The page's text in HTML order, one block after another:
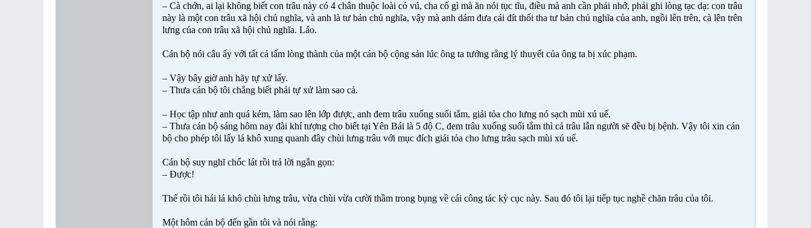
– Cà chớn, ai lại không biết con trâu này có 4 chân thuộc loài có vú, cha cố gì mà ăn nói tục tĩu, điều mà anh cần phải nhớ, phải ghi lòng tạc dạ: con trâu
này là một con trâu xã hội chủ nghĩa, và anh là tư bản chủ nghĩa, vậy mà anh dám đưa cái đít thối tha tư bản chủ nghĩa của anh, ngồi lên trên, cà lên trên
lưng của con trâu xã hội chủ nghĩa. Láo.
Cán bộ nói câu ấy với tất cả tấm lòng thành của một cán bộ cộng sản lúc ông ta tưởng rằng lý thuyết của ông ta bị xúc phạm.
– Vậy bây giờ anh hãy tự xử lấy.
– Thưa cán bộ tôi chẳng biết phải tự xử làm sao cả.
– Học tập như anh quá kém, làm sao lên lớp được, anh đem trâu xuống suối tắm, giải tỏa cho lưng nó sạch mùi xú uế.
– Thưa cán bộ sáng hôm nay đài khí tượng cho biết tại Yên Bái là 5 độ C, đem trâu xuống suối tắm thì cả trâu lẫn người sẽ đều bị bệnh. Vậy tôi xin cán
bộ cho phép tôi lấy lá khô xung quanh đây chùi lưng trâu với mục đích giải tỏa cho lưng trâu sạch mùi xú uế.
Cán bộ suy nghĩ chốc lát rồi trả lời ngắn gọn:
– Được!
Thế rồi tôi hái lá khô chùi lưng trâu, vừa chùi vừa cười thầm trong bụng về cái công tác kỳ cục này. Sau đó tôi lại tiếp tục nghề chăn trâu của tôi.
Một hôm cán bộ đến gần tôi và nói rằng: